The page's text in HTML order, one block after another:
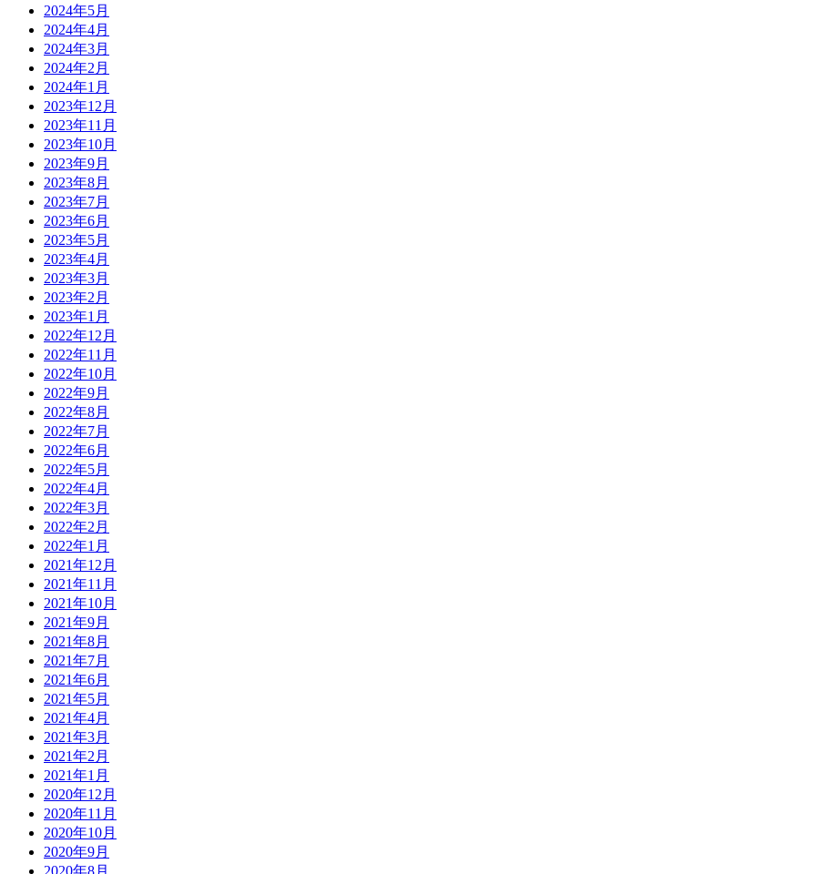
2024年5月
2024年4月
2024年3月
2024年2月
2024年1月
2023年12月
2023年11月
2023年10月
2023年9月
2023年8月
2023年7月
2023年6月
2023年5月
2023年4月
2023年3月
2023年2月
2023年1月
2022年12月
2022年11月
2022年10月
2022年9月
2022年8月
2022年7月
2022年6月
2022年5月
2022年4月
2022年3月
2022年2月
2022年1月
2021年12月
2021年11月
2021年10月
2021年9月
2021年8月
2021年7月
2021年6月
2021年5月
2021年4月
2021年3月
2021年2月
2021年1月
2020年12月
2020年11月
2020年10月
2020年9月
2020年8月